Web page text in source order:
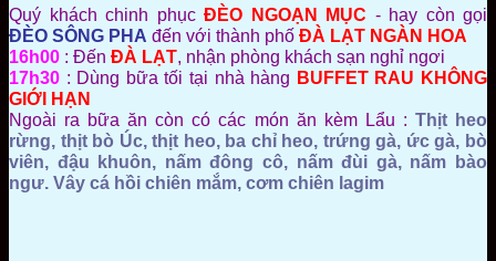
Quý khách chinh phục ĐÈO NGOẠN MỤC - hay còn gọi
ĐÈO SÔNG PHA đến với thành phố ĐÀ LẠT NGÀN HOA
16h00 : Đến ĐÀ LẠT, nhận phòng khách sạn nghỉ ngơi
17h30 : Dùng bữa tối tại nhà hàng BUFFET RAU KHÔNG
GIỚI HẠN
Ngoài ra bữa ăn còn có các món ăn kèm Lẩu : Thịt heo
rừng, thịt bò Úc, thịt heo, ba chỉ heo, trứng gà, ức gà, bò
viên, đậu khuôn, nấm đông cô, nấm đùi gà, nấm bào
ngư. Vây cá hồi chiên mắm, cơm chiên lagim